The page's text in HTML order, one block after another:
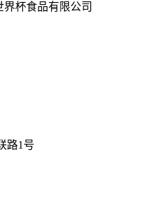
界杯食品有限公司
路1号